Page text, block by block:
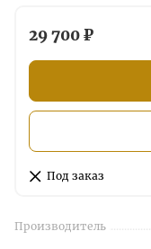
29 700 ₽
Под заказ
Производитель